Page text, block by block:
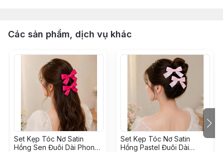
🔹Cài tóc hồ điệp
– Thiết kế tinh xảo từ cánh bướm vải
bật trên nền tóc búi hoặc xoã nhẹ.
Khăn voan trùm đầu màu đỏ đô
– Dáng voan dài
150cm x 115cm, chất liệu mỏng nhẹ, bay bồng, phủ
nhẹ khuôn mặt giúp cô dâu giữ trọn nét e ấp, dịu dàng
trong lễ cưới.
💞Ý nghĩa:
Các sản phẩm, dịch vụ khác
Set Kẹp Tóc Nơ Satin
Hồng Sen Đuôi Dài Phong
Set Kẹp Tóc Nơ Satin
Hồng Pastel Đuôi Dài